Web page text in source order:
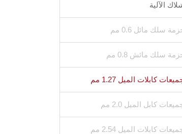
الآلية
سلك مائل 0.6 مم
سلك مائش 0.8 مم
كابلات الميل 1.27 مم
كابل الميل 2.0 مم
كابلات الميل 2.54 مم